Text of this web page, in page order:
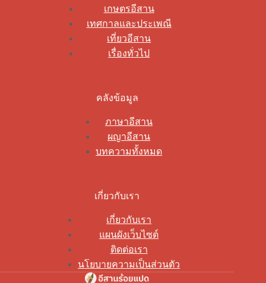
เกษตรอีสาน
เทศกาลและประเพณี
เที่ยวอีสาน
เรื่องทั่วไป
คลังข้อมูล
ภาษาอีสาน
ผญาอีสาน
บทความทั้งหมด
เกี่ยวกับเรา
เกี่ยวกับเรา
แผนผังเว็บไซต์
ติดต่อเรา
นโยบายความเป็นส่วนตัว